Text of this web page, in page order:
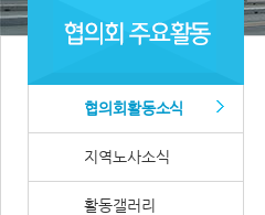
협의회활동소식
지역노사소식
활동갤러리